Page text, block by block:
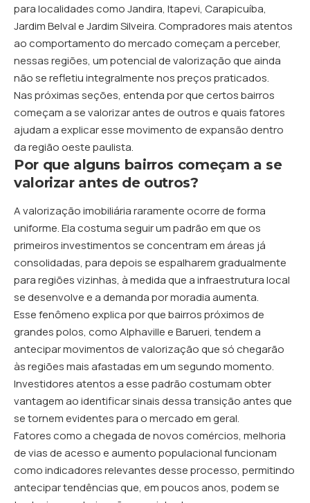
para localidades como Jandira, Itapevi, Carapicuíba,
Jardim Belval e Jardim Silveira. Compradores mais atentos
ao comportamento do mercado começam a perceber,
nessas regiões, um potencial de valorização que ainda
não se refletiu integralmente nos preços praticados.
Nas próximas seções, entenda por que certos bairros
começam a se valorizar antes de outros e quais fatores
ajudam a explicar esse movimento de expansão dentro
da região oeste paulista.
Por que alguns bairros começam a se
valorizar antes de outros?
A valorização imobiliária raramente ocorre de forma
uniforme. Ela costuma seguir um padrão em que os
primeiros investimentos se concentram em áreas já
consolidadas, para depois se espalharem gradualmente
para regiões vizinhas, à medida que a infraestrutura local
se desenvolve e a demanda por moradia aumenta.
Esse fenômeno explica por que bairros próximos de
grandes polos, como Alphaville e Barueri, tendem a
antecipar movimentos de valorização que só chegarão
às regiões mais afastadas em um segundo momento.
Investidores atentos a esse padrão costumam obter
vantagem ao identificar sinais dessa transição antes que
se tornem evidentes para o mercado em geral.
Fatores como a chegada de novos comércios, melhoria
de vias de acesso e aumento populacional funcionam
como indicadores relevantes desse processo, permitindo
antecipar tendências que, em poucos anos, podem se